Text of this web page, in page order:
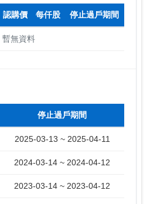
認購價 每仟股 停止過戶期間
暫無資料
停止過戶期間
2025-03-13 ~ 2025-04-11
2024-03-14 ~ 2024-04-12
2023-03-14 ~ 2023-04-12